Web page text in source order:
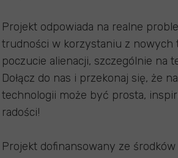
Projekt odpowiada na realne
trudności w korzystaniu z nowych
poczucie alienacji, szczególnie na
Dołącz do nas i przekonaj się, że
technologii może być prosta,
radości!
Projekt dofinansowany ze